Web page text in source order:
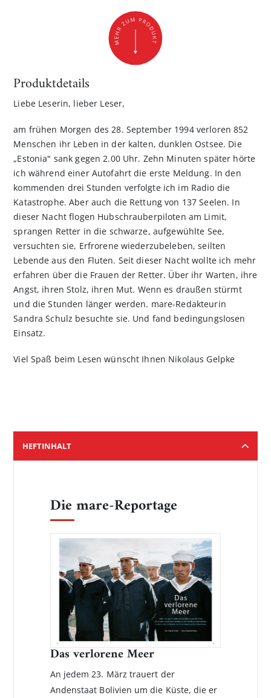
Produktdetails
Liebe Leserin, lieber Leser,
am frühen Morgen des 28. September 1994 verloren 852
Menschen ihr Leben in der kalten, dunklen Ostsee. Die
„Estonia" sank gegen 2.00 Uhr. Zehn Minuten später hörte
ich während einer Autofahrt die erste Meldung. In den
kommenden drei Stunden verfolgte ich im Radio die
Katastrophe. Aber auch die Rettung von 137 Seelen. In
dieser Nacht flogen Hubschrauber­piloten am Limit,
sprangen Retter in die schwarze, auf­gewühlte See,
versuchten sie, Erfrorene wieder­zubeleben, seilten
Lebende aus den Fluten. Seit dieser Nacht wollte ich mehr
erfahren über die Frauen der Retter. Über ihr Warten, ihre
Angst, ihren Stolz, ihren Mut. Wenn es draußen stürmt
und die Stunden länger werden. mare-Redakteurin
Sandra Schulz besuchte sie. Und fand bedingungslosen
Einsatz.
Viel Spaß beim Lesen wünscht Ihnen Nikolaus Gelpke
HEFTINHALT
Die mare-Reportage
Das verlorene Meer
An jedem 23. März trauert der
Andenstaat Bolivien um die Küste, die er